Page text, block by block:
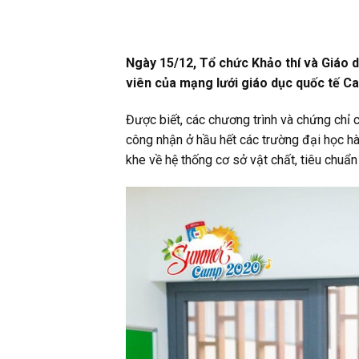
Ngày 15/12, Tổ chức Khảo thí và Giáo
viên của mạng lưới giáo dục quốc tế
Được biết, các chương trình và chứng chỉ
công nhận ở hầu hết các trường đại học
khe về hệ thống cơ sở vật chất, tiêu